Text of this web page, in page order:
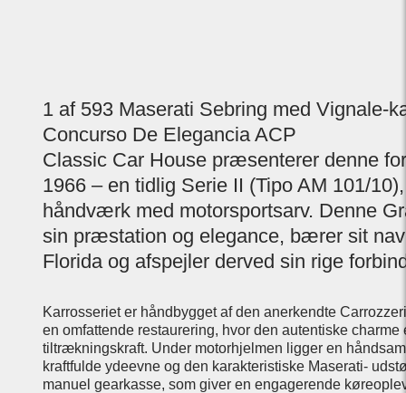
1 af 593 Maserati Sebring med Vignale-
Concurso De Elegancia ACP
Classic Car House præsenterer denne
1966 – en tidlig Serie II (Tipo AM 101/
håndværk med motorsportsarv. Denne
sin præstation og elegance, bærer sit
Florida og afspejler derved sin rige
Karrosseriet er håndbygget af den anerkendte
en omfattende restaurering, hvor den autentiske
tiltrækningskraft. Under motorhjelmen ligger en
kraftfulde ydeevne og den karakteristiske Maserati-
manuel gearkasse, som giver en engagerende